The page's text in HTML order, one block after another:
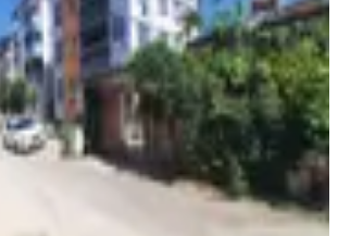
₺
EMLAK Mikail Barışık